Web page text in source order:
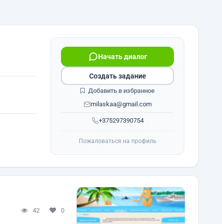
+375297390754
Начать диалог
milaskaa@gmail.com
Создать задание
Добавить в избранное
Пожаловаться на профиль
42 0